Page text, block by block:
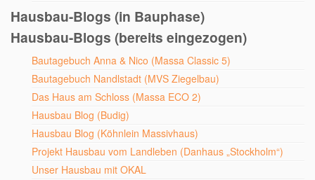
Hausbau-Blogs (in Bauphase)
Hausbau-Blogs (bereits eingezogen)
Bautagebuch Anna & Nico (Massa Classic 5)
Bautagebuch Nandlstadt (MVS Ziegelbau)
Das Haus am Schloss (Massa ECO 2)
Hausbau Blog (Budig)
Hausbau Blog (Köhnlein Massivhaus)
Projekt Hausbau vom Landleben (Danhaus „Stockholm“)
Unser Hausbau mit OKAL